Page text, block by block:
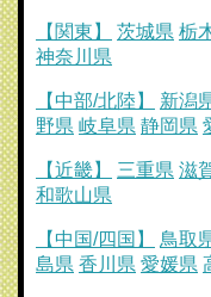
【関東】 茨城県 栃
神奈川県
【中部/北陸】 新潟
野県 岐阜県 静岡県
【近畿】 三重県 滋
和歌山県
【中国/四国】 鳥取
島県 香川県 愛媛県